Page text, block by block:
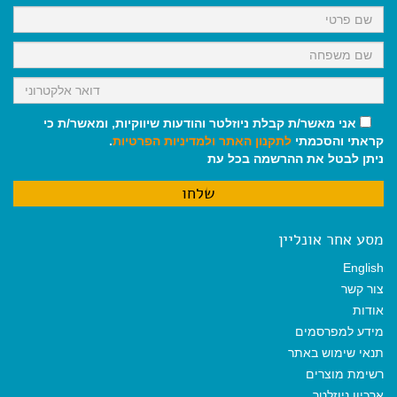
k
p
m
אני מאשר/ת קבלת ניוזלטר והודעות שיווקיות, ומאשר/ת כי
קראתי והסכמתי לתקנון האתר ולמדיניות הפרטיות.
ניתן לבטל את ההרשמה בכל עת
מסע אחר אונליין
English
צור קשר
אודות
מידע למפרסמים
תנאי שימוש באתר
רשימת מוצרים